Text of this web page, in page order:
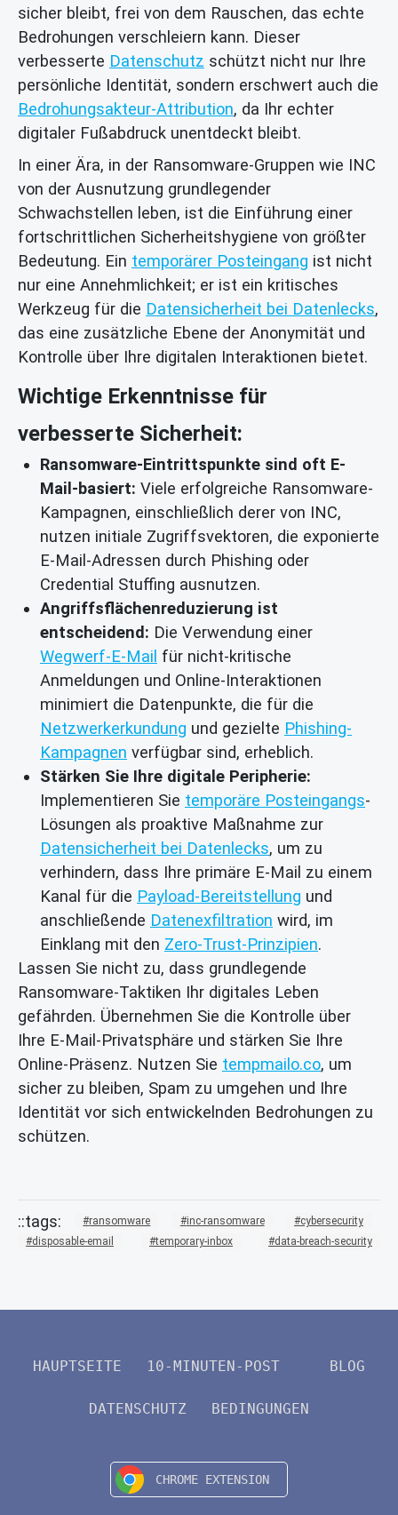
sicher bleibt, frei von dem Rauschen, das echte
Bedrohungen verschleiern kann. Dieser
verbesserte Datenschutz schützt nicht nur Ihre
persönliche Identität, sondern erschwert auch die
Bedrohungsakteur-Attribution, da Ihr echter
digitaler Fußabdruck unentdeckt bleibt.
In einer Ära, in der Ransomware-Gruppen wie INC
von der Ausnutzung grundlegender
Schwachstellen leben, ist die Einführung einer
fortschrittlichen Sicherheitshygiene von größter
Bedeutung. Ein temporärer Posteingang ist nicht
nur eine Annehmlichkeit; er ist ein kritisches
Werkzeug für die Datensicherheit bei Datenlecks,
das eine zusätzliche Ebene der Anonymität und
Kontrolle über Ihre digitalen Interaktionen bietet.
Wichtige Erkenntnisse für
verbesserte Sicherheit:
Ransomware-Eintrittspunkte sind oft E-
Mail-basiert: Viele erfolgreiche Ransomware-
Kampagnen, einschließlich derer von INC,
nutzen initiale Zugriffsvektoren, die exponierte
E-Mail-Adressen durch Phishing oder
Credential Stuffing ausnutzen.
Angriffsflächenreduzierung ist
entscheidend: Die Verwendung einer
Wegwerf-E-Mail für nicht-kritische
Anmeldungen und Online-Interaktionen
minimiert die Datenpunkte, die für die
Netzwerkerkundung und gezielte Phishing-
Kampagnen verfügbar sind, erheblich.
Stärken Sie Ihre digitale Peripherie:
Implementieren Sie temporäre Posteingangs-
Lösungen als proaktive Maßnahme zur
Datensicherheit bei Datenlecks, um zu
verhindern, dass Ihre primäre E-Mail zu einem
Kanal für die Payload-Bereitstellung und
anschließende Datenexfiltration wird, im
Einklang mit den Zero-Trust-Prinzipien.
Lassen Sie nicht zu, dass grundlegende
Ransomware-Taktiken Ihr digitales Leben
gefährden. Übernehmen Sie die Kontrolle über
Ihre E-Mail-Privatsphäre und stärken Sie Ihre
Online-Präsenz. Nutzen Sie tempmailo.co, um
sicher zu bleiben, Spam zu umgehen und Ihre
Identität vor sich entwickelnden Bedrohungen zu
schützen.
ransomware inc-ransomware
cybersecurity
disposable-email
temporary-inbox data-breach-security
HAUPTSEITE 10-MINUTEN-POST BLOG
DATENSCHUTZ BEDINGUNGEN